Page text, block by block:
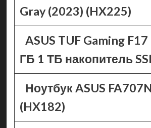
Gray (2023) (HX225)
ASUS TUF Gaming
ГБ 1 ТБ накопитель
Ноутбук ASUS
(HX182)